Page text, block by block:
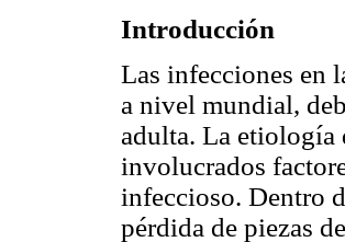
Introducción
Las infecciones en
a nivel mundial,
adulta. La etiología
involucrados
infeccioso. Dentro
pérdida de piezas